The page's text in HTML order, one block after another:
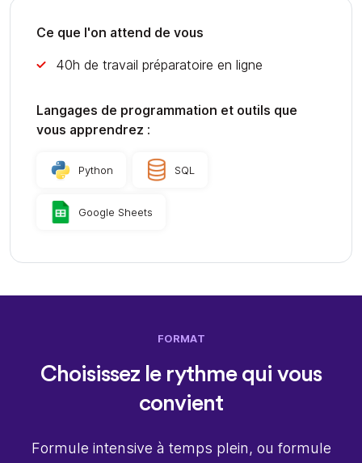
Ce que l'on attend de vous
40h de travail préparatoire en ligne
Langages de programmation et outils que
vous apprendrez :
Python SQL
Google Sheets
FORMAT
Choisissez le rythme qui vous
convient
Formule intensive à temps plein, ou formule